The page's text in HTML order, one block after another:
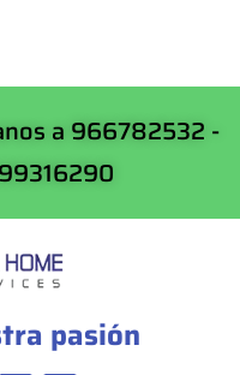
a 966782532 -
pasión